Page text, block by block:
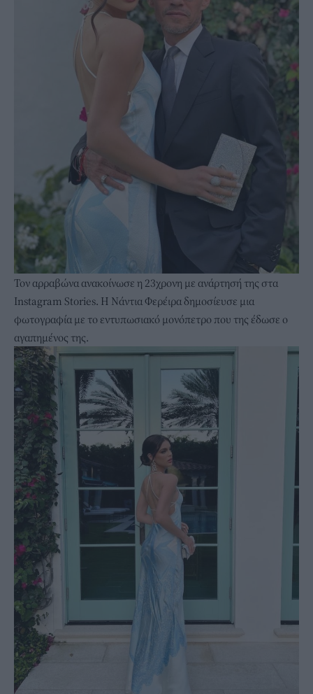
Τον αρραβώνα ανακοίνωσε η 23χρονη με ανάρτησή της στα
Instagram Stories. Η Νάντια Φερέιρα δημοσίευσε μια
φωτογραφία με το εντυπωσιακό μονόπετρο που της έδωσε ο
αγαπημένος της.